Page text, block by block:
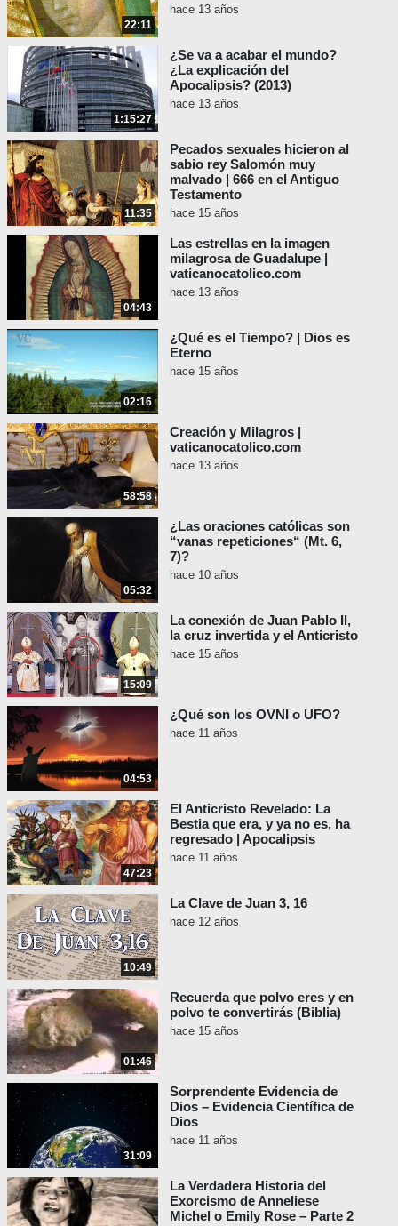
22:11
hace 13 años
1:15:27
¿Se va a acabar el mundo?
¿La explicación del
Apocalipsis? (2013)
hace 13 años
11:35
Pecados sexuales hicieron al
sabio rey Salomón muy
malvado | 666 en el Antiguo
Testamento
hace 15 años
04:43
Las estrellas en la imagen
milagrosa de Guadalupe |
vaticanocatolico.com
hace 13 años
02:16
¿Qué es el Tiempo? | Dios es
Eterno
hace 15 años
58:58
Creación y Milagros |
vaticanocatolico.com
hace 13 años
05:32
¿Las oraciones católicas son
“vanas repeticiones“ (Mt. 6,
7)?
hace 10 años
15:09
La conexión de Juan Pablo II,
la cruz invertida y el Anticristo
hace 15 años
04:53
¿Qué son los OVNI o UFO?
hace 11 años
47:23
El Anticristo Revelado: La
Bestia que era, y ya no es, ha
regresado | Apocalipsis
hace 11 años
10:49
La Clave de Juan 3, 16
hace 12 años
01:46
Recuerda que polvo eres y en
polvo te convertirás (Biblia)
hace 15 años
31:09
Sorprendente Evidencia de
Dios – Evidencia Científica de
Dios
hace 11 años
La Verdadera Historia del
Exorcismo de Anneliese
Michel o Emily Rose – Parte 2